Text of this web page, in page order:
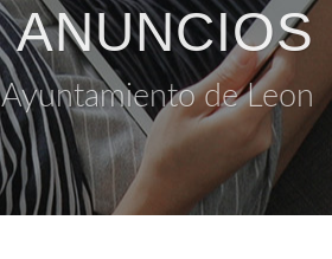
ANUNCIOS
Ayuntamiento de Leon